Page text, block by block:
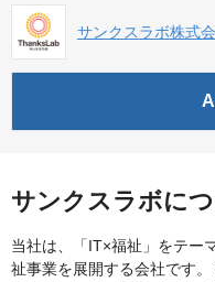
サンクスラボ株式
サンクスラボに
当社は、「IT×福祉」をテー
祉事業を展開する会社です